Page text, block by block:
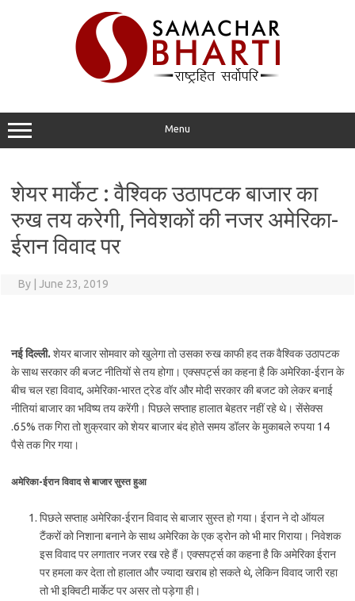
Menu
शेयर मार्केट : वैश्विक उठापटक बाजार का
रुख तय करेगी, निवेशकों की नजर अमेरिका-
ईरान विवाद पर
By June 23, 2019
नई दिल्ली. शेयर बाजार सोमवार को खुलेगा तो उसका रुख काफी हद तक वैश्विक उठापटक
के साथ सरकार की बजट नीतियों से तय होगा। एक्सपर्ट्स का कहना है कि अमेरिका-ईरान के
बीच चल रहा विवाद, अमेरिका-भारत ट्रेड वॉर और मोदी सरकार की बजट को लेकर बनाई
नीतियां बाजार का भविष्य तय करेंगी। पिछले सप्ताह हालात बेहतर नहीं रहे थे। सेंसेक्स
.65% तक गिरा तो शुक्रवार को शेयर बाजार बंद होते समय डॉलर के मुकाबले रुपया 14
पैसे तक गिर गया।
अमेरिका-ईरान विवाद से बाजार सुस्त हुआ
पिछले सप्ताह अमेरिका-ईरान विवाद से बाजार सुस्त हो गया। ईरान ने दो ऑयल
टैंकरों को निशाना बनाने के साथ अमेरिका के एक ड्रोन को भी मार गिराया। निवेशक
इस विवाद पर लगातार नजर रख रहे हैं। एक्सपर्ट्स का कहना है कि अमेरिका ईरान
पर हमला कर देता तो हालात और ज्यादा खराब हो सकते थे, लेकिन विवाद जारी रहा
तो भी इक्विटी मार्केट पर असर तो पड़ेगा ही।